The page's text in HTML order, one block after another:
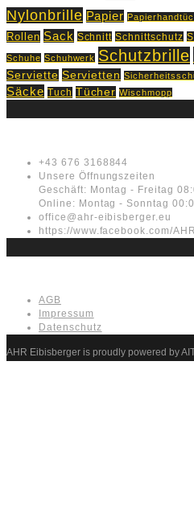
Nylonbrille Papier
Rollen Sack Schnitt Schnittschutz
Schuhe Schuhwerk Schutzbrille
Serviette Servietten
Säcke Tuch Tücher Wischmopp
+43 676 3168844
Unsere Öffnungszeiten
Geschäft: Montag - Freitag
Online: Montag - Sonntag
office@ahr-eibisberger.eu
https://www.facebook.com/
AGB
Impressum
Datenschutz
AHR Eibisberger is proudly powered by